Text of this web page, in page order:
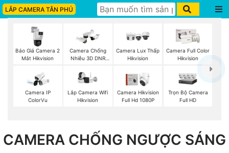
LẮP CAMERA TÂN PHÚ
Báo Giá Camera 2
Mắt Hikvision
Camera Chống
Nhiễu 3D DNR
Camera Lux Thấp
Hikvision
Camera Full Color
Hikvision
Camera IP
ColorVu
Lắp Camera Wifi
Hikvision
Camera Hikvision
Full Hd 1080P
Trọn Bộ Camera
Full HD
CAMERA CHỐNG NGƯỢC SÁNG